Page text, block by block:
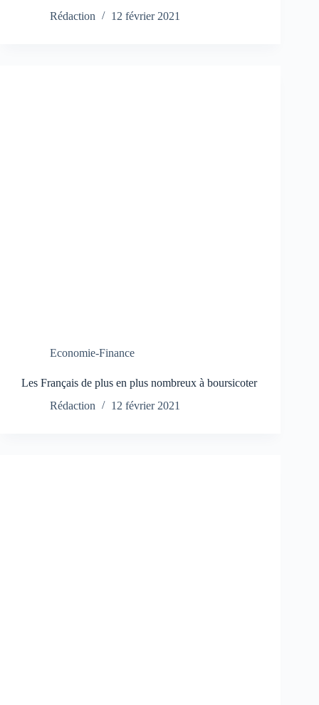
Rédaction
12 février 2021
Economie-Finance
Les Français de plus en plus nombreux à boursicoter
Rédaction
12 février 2021